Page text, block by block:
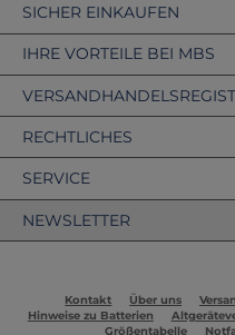
SICHER EINKAUFEN
IHRE VORTEILE BEI MBS
RECHTLICHES
SERVICE
NEWSLETTER
Kontakt Über uns
Hinweise zu Batterien
Größentabelle